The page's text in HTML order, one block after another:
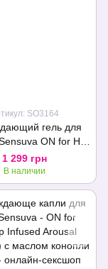
SO3164
гель для
ON for Her
Coffee Cake (29
вибратор
1 299 грн
В наличии